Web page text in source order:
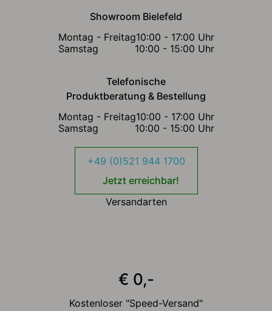
Showroom Bielefeld
Montag - Freitag10:00 - 17:00 Uhr
Samstag
10:00 - 15:00 Uhr
Telefonische
Produktberatung & Bestellung
Montag - Freitag10:00 - 17:00 Uhr
Samstag
10:00 - 15:00 Uhr
+49 (0)521 944 1700
Jetzt erreichbar!
Versandarten
€ 0,-
Kostenloser "Speed-Versand"